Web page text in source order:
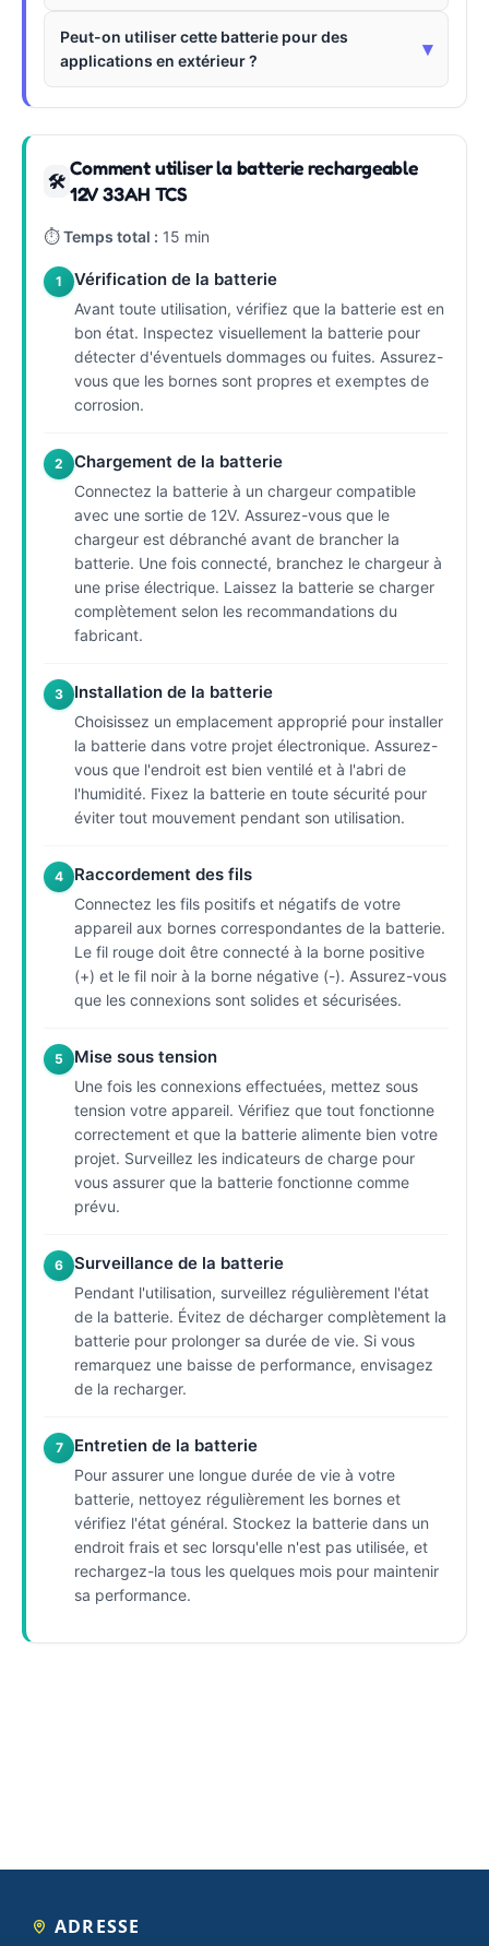
Peut-on utiliser cette batterie pour des
applications en extérieur ?
▾
🛠
Comment utiliser la batterie rechargeable
12V 33AH TCS
⏱Temps total : 15 min
1 Vérification de la batterie
Avant toute utilisation, vérifiez que la batterie est en
bon état. Inspectez visuellement la batterie pour
détecter d'éventuels dommages ou fuites. Assurez-
vous que les bornes sont propres et exemptes de
corrosion.
2 Chargement de la batterie
Connectez la batterie à un chargeur compatible
avec une sortie de 12V. Assurez-vous que le
chargeur est débranché avant de brancher la
batterie. Une fois connecté, branchez le chargeur à
une prise électrique. Laissez la batterie se charger
complètement selon les recommandations du
fabricant.
3 Installation de la batterie
Choisissez un emplacement approprié pour installer
la batterie dans votre projet électronique. Assurez-
vous que l'endroit est bien ventilé et à l'abri de
l'humidité. Fixez la batterie en toute sécurité pour
éviter tout mouvement pendant son utilisation.
4 Raccordement des fils
Connectez les fils positifs et négatifs de votre
appareil aux bornes correspondantes de la batterie.
Le fil rouge doit être connecté à la borne positive
(+) et le fil noir à la borne négative (-). Assurez-vous
que les connexions sont solides et sécurisées.
5 Mise sous tension
Une fois les connexions effectuées, mettez sous
tension votre appareil. Vérifiez que tout fonctionne
correctement et que la batterie alimente bien votre
projet. Surveillez les indicateurs de charge pour
vous assurer que la batterie fonctionne comme
prévu.
6 Surveillance de la batterie
Pendant l'utilisation, surveillez régulièrement l'état
de la batterie. Évitez de décharger complètement la
batterie pour prolonger sa durée de vie. Si vous
remarquez une baisse de performance, envisagez
de la recharger.
7 Entretien de la batterie
Pour assurer une longue durée de vie à votre
batterie, nettoyez régulièrement les bornes et
vérifiez l'état général. Stockez la batterie dans un
endroit frais et sec lorsqu'elle n'est pas utilisée, et
rechargez-la tous les quelques mois pour maintenir
sa performance.
ADRESSE